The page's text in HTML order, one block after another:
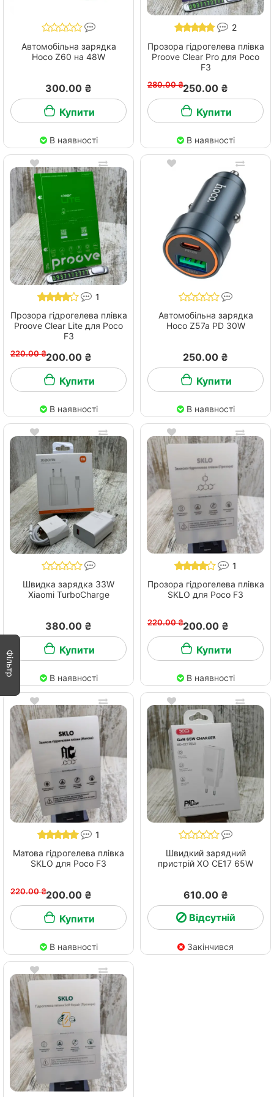
Автомобільна зарядка
Hoco Z60 на 48W
300.00 ₴
Купити
В наявності
2
Прозора гідрогелева плівка
Proove Clear Pro для Poco
F3
280.00 ₴250.00 ₴
Купити
В наявності
1
Прозора гідрогелева плівка
Proove Clear Lite для Poco
F3
220.00 ₴200.00 ₴
Купити
В наявності
Автомобільна зарядка
Hoco Z57a PD 30W
250.00 ₴
Купити
В наявності
Швидка зарядка 33W
Xiaomi TurboCharge
380.00 ₴
Купити
В наявності
1
Прозора гідрогелева плівка
SKLO для Poco F3
220.00 ₴200.00 ₴
Купити
В наявності
1
Матова гідрогелева плівка
SKLO для Poco F3
220.00 ₴200.00 ₴
Купити
В наявності
Швидкий зарядний
пристрій ХО СЕ17 65W
610.00 ₴
Відсутній
Закінчився
Фільтр